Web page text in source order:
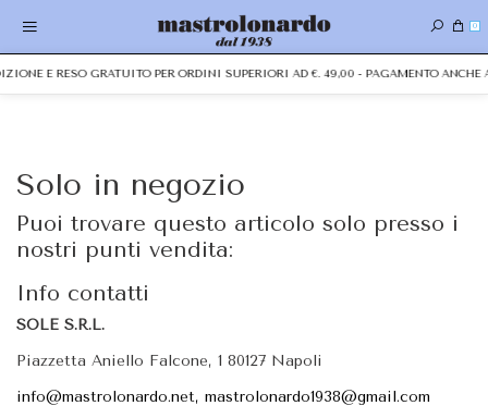
0
E RESO GRATUITO PER ORDINI SUPERIORI AD €. 49,00 - PAGAMENTO ANCHE
Solo in negozio
Puoi trovare questo articolo solo presso i
nostri punti vendita:
Info contatti
SOLE S.R.L.
Piazzetta Aniello Falcone, 1 80127 Napoli
info@mastrolonardo.net, mastrolonardo1938@gmail.com